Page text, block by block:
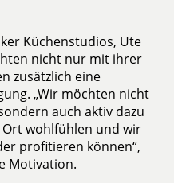
Küchenstudios, Ute
nicht nur mit ihrer
zusätzlich eine
„Wir möchten nicht
auch aktiv dazu
wohlfühlen und wir
profitieren können“,
Motivation.